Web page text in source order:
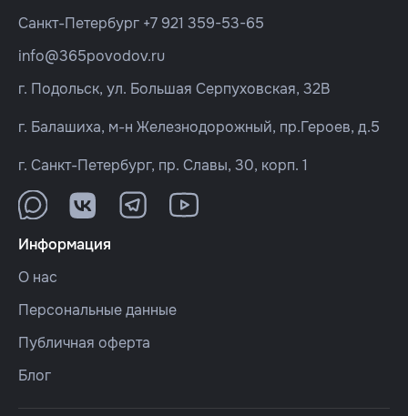
Санкт-Петербург +7 921 359-53-65
info@365povodov.ru
г. Подольск, ул. Большая Серпуховская, 32В
г. Балашиха, м-н Железнодорожный, пр.Героев, д.5
г. Санкт-Петербург, пр. Славы, 30, корп. 1
Информация
О нас
Персональные данные
Публичная оферта
Блог